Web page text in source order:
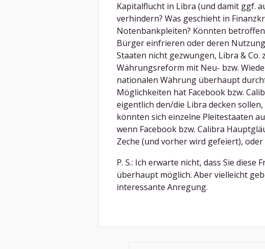
Kapitalflucht in Libra (und damit ggf.
verhindern? Was geschieht in
Notenbankpleiten? Könnten
Bürger einfrieren oder deren
Staaten nicht gezwungen, Libra & Co.
Währungsreform mit Neu- bzw.
nationalen Währung überhaupt
Möglichkeiten hat Facebook bzw.
eigentlich den/die Libra decken
könnten sich einzelne Pleitestaaten
wenn Facebook bzw. Calibra
Zeche (und vorher wird gefeiert), oder
P. S.: Ich erwarte nicht, dass Sie
überhaupt möglich. Aber vielleicht
interessante Anregung.